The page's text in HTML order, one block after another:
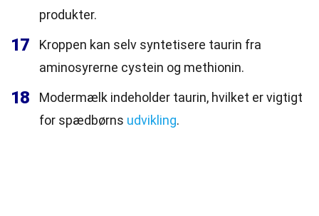
produkter.
17
Kroppen kan selv syntetisere taurin fra
aminosyrerne cystein og methionin.
18
Modermælk indeholder taurin, hvilket er vigtigt
for spædbørns udvikling.